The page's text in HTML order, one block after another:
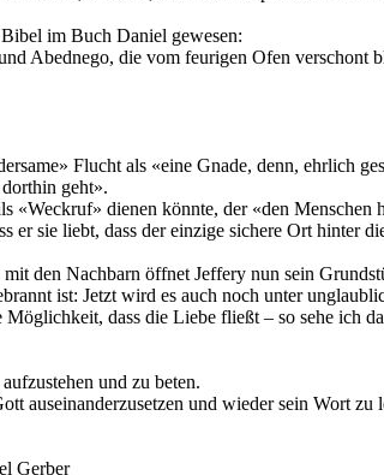
im Buch Daniel gewesen:
Abednego, die vom feurigen Ofen
Flucht als «eine Gnade, denn, ehrlich
geht».
«Weckruf» dienen könnte, der «den Menschen
er sie liebt, dass der einzige sichere Ort hinter
mit den Nachbarn öffnet Jeffery nun sein
ist: Jetzt wird es auch noch unter
Möglichkeit, dass die Liebe fließt – so sehe ich
und zu beten.
auseinanderzusetzen und wieder sein Wort zu
Gerber